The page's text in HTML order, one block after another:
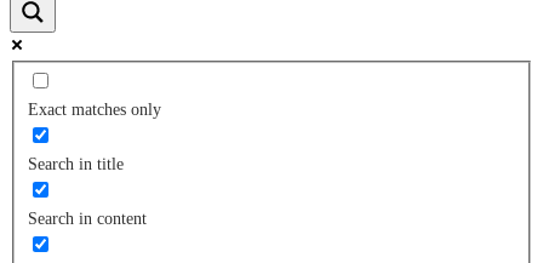
Exact matches only
Search in title
Search in content